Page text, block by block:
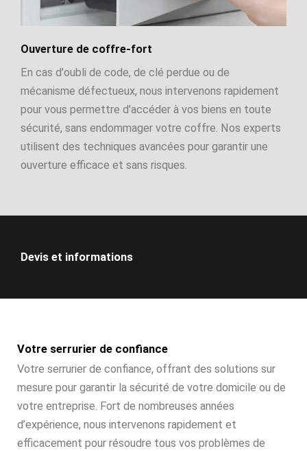
Ouverture de coffre-fort
En cas d'oubli de code, de clé perdue ou de
mécanisme défectueux, nous intervenons rapidement
pour vous permettre d'accéder à vos biens en toute
sécurité, sans endommager votre coffre. Nos experts
utilisent des techniques avancées pour garantir une
ouverture efficace et sans risques.
Devis et informations
Votre serrurier de confiance
Votre serrurier de confiance, offrant des solutions sur
mesure pour garantir la sécurité de votre domicile ou de
votre entreprise. Fort de nombreuses années
d’expérience, nous intervenons rapidement et
efficacement pour résoudre tous vos problèmes de